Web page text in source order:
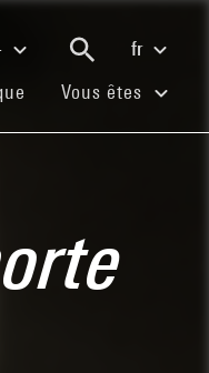
fr
(current)
Vous êtes